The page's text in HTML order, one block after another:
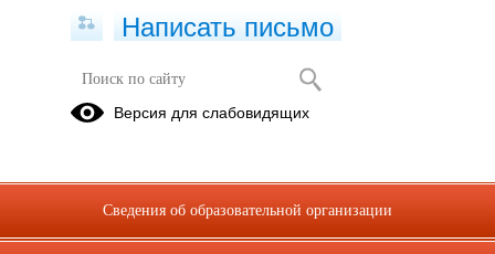
Антитеррористическая безопасность
Федеральный-закон-от-28-декабря-2010-г-N-390-ФЗ-О-
Написать письмо
Версия для слабовидящих
Сведения об образовательной организации